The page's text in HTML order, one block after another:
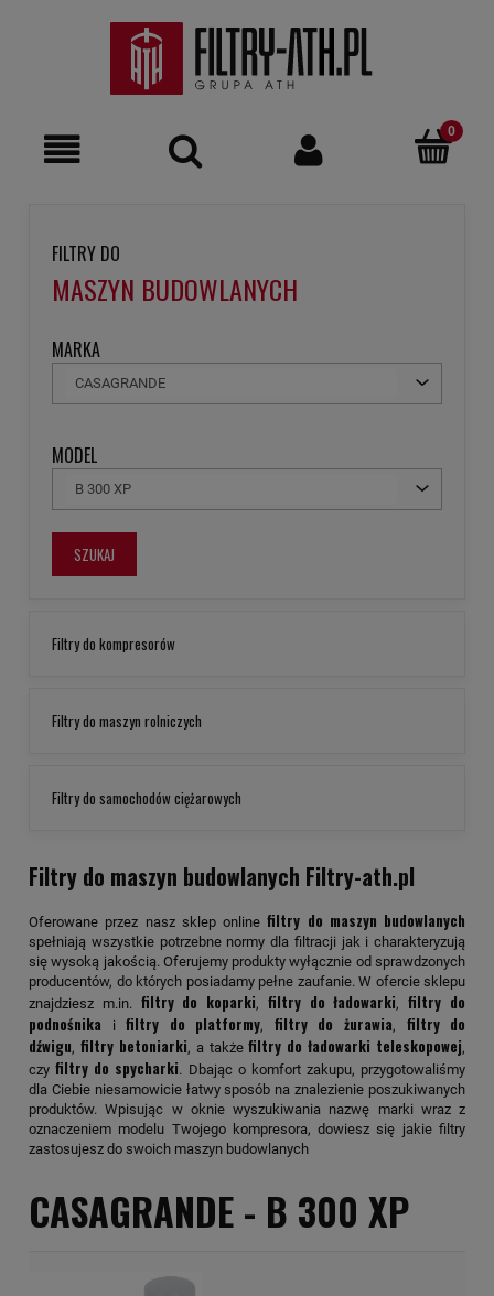
FILTRY DO
MASZYN BUDOWLANYCH
MARKA
CASAGRANDE
MODEL
B 300 XP
SZUKAJ
Filtry do kompresorów
Filtry do maszyn rolniczych
Filtry do samochodów ciężarowych
Filtry do maszyn budowlanych Filtry-ath.pl
Oferowane przez nasz sklep onlinefiltry do maszyn budowlanych
spełniają wszystkie potrzebne normy dla filtracji jak i charakteryzują
się wysoką jakością. Oferujemy produkty wyłącznie od sprawdzonych
producentów, do których posiadamy pełne zaufanie. W ofercie sklepu
znajdziesz m.in. filtry do koparki, filtry do ładowarki,filtry do
podnośnika ifiltry do platformy, filtry do żurawia, filtry do
dźwigu, filtry betoniarki, a takżefiltry do ładowarki teleskopowej,
czyfiltry do spycharki. Dbając o komfort zakupu, przygotowaliśmy
dla Ciebie niesamowicie łatwy sposób na znalezienie poszukiwanych
produktów. Wpisując w oknie wyszukiwania nazwę marki wraz z
oznaczeniem modelu Twojego kompresora, dowiesz się jakie filtry
zastosujesz do swoich maszyn budowlanych
CASAGRANDE - B 300 XP